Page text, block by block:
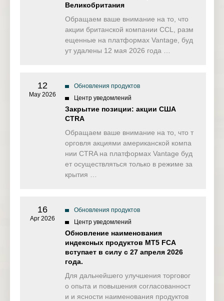
Великобритания
Обращаем ваше внимание на то, что
акции британской компании CCL, разм
ещенные на платформах Vantage, буд
ут удалены 12 мая 2026 года …
12
May 2026
Обновления продуктов
Центр уведомлений
Закрытие позиции: акции США
CTRA
Обращаем ваше внимание на то, что т
орговля акциями американской компа
нии CTRA на платформах Vantage буд
ет осуществляться только в режиме за
крытия …
16
Apr 2026
Обновления продуктов
Центр уведомлений
Обновление наименования
индексных продуктов MT5 FCA
вступает в силу с 27 апреля 2026
года.
Для дальнейшего улучшения торговог
о опыта и повышения согласованност
и и ясности наименования продуктов